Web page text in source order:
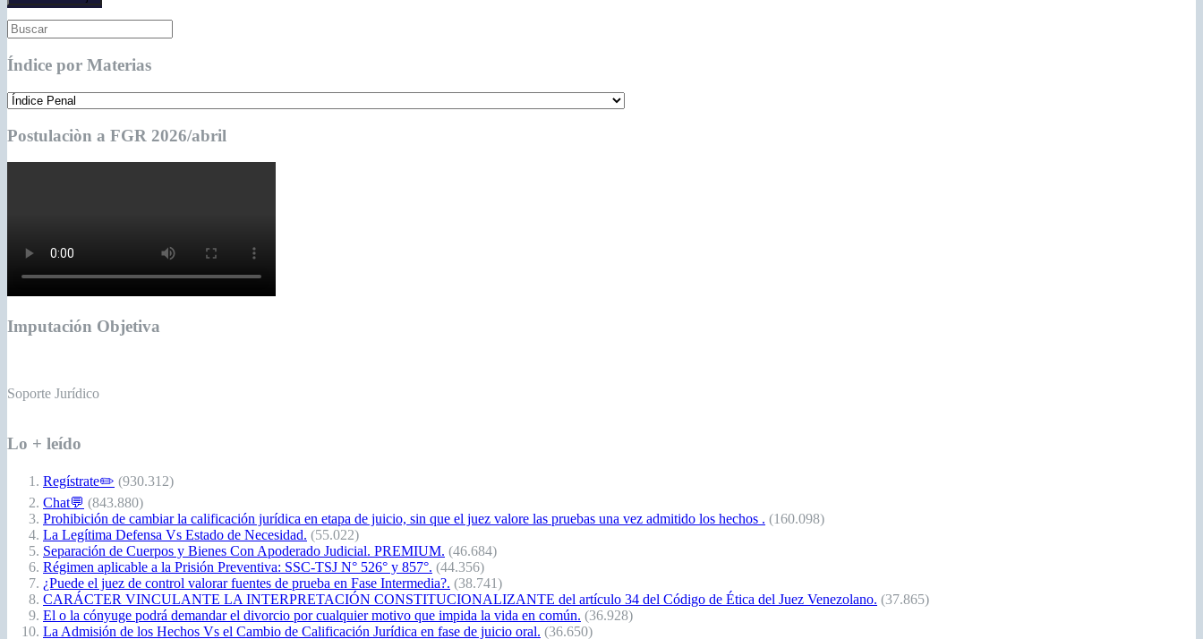
Índice por Materias
Postulaciòn a FGR 2026/abril
Imputación Objetiva
Soporte Jurídico
Lo + leído
Regístrate✏️ (930.312)
Chat💬 (843.880)
Prohibición de cambiar la calificación jurídica en etapa de juicio, sin que el juez valore las pruebas una vez admitido los hechos . (160.098)
La Legítima Defensa Vs Estado de Necesidad. (55.022)
Separación de Cuerpos y Bienes Con Apoderado Judicial. PREMIUM. (46.684)
Régimen aplicable a la Prisión Preventiva: SSC-TSJ N° 526° y 857°. (44.356)
¿Puede el juez de control valorar fuentes de prueba en Fase Intermedia?. (38.741)
CARÁCTER VINCULANTE LA INTERPRETACIÓN CONSTITUCIONALIZANTE del artículo 34 del Código de Ética del Juez Venezolano. (37.865)
El o la cónyuge podrá demandar el divorcio por cualquier motivo que impida la vida en común. (36.928)
La Admisión de los Hechos Vs el Cambio de Calificación Jurídica en fase de juicio oral. (36.650)